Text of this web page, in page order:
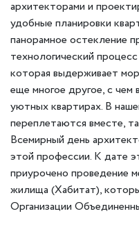
архитекторами и
удобные планировки
панорамное остекление
технологический
которая выдерживает
еще многое другое, с чем
уютных квартирах. В
переплетаются вместе,
Всемирный день
этой профессии. К дате
приурочено проведение
жилища (Хабитат),
Организации